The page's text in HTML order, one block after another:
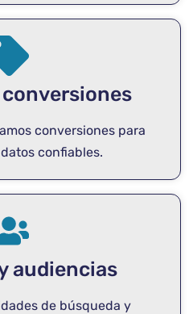
conversiones para
confiables.
audiencias
de búsqueda y